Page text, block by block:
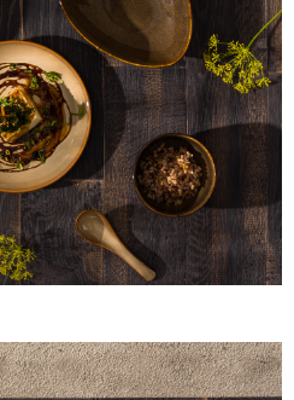
供之「AFTEE先享後付」服務完成之交
人資料，並將交易相關給付款項請求債
以下網址：
代理人或監護人之同意方可使用
辦者引起之損失，本公司不負相關責
依據個別帳號之用戶狀況，依本公司即
額度不足之情形，本公司將視審查結果
人資訊註冊。若發現惡意使用之情形，
用戶之使用額度並採取法律行動。